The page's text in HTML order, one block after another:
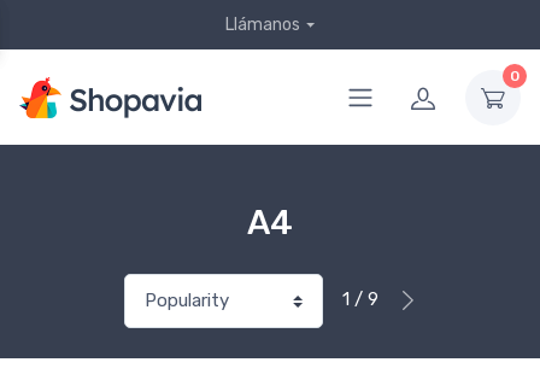
Llámanos
0
A4
1 / 9